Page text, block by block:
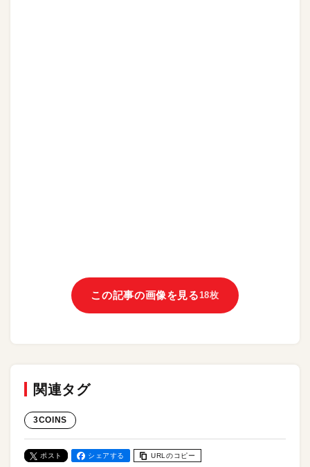
この記事の画像を見る18枚
関連タグ
3COINS
ポスト シェアする URLのコピー